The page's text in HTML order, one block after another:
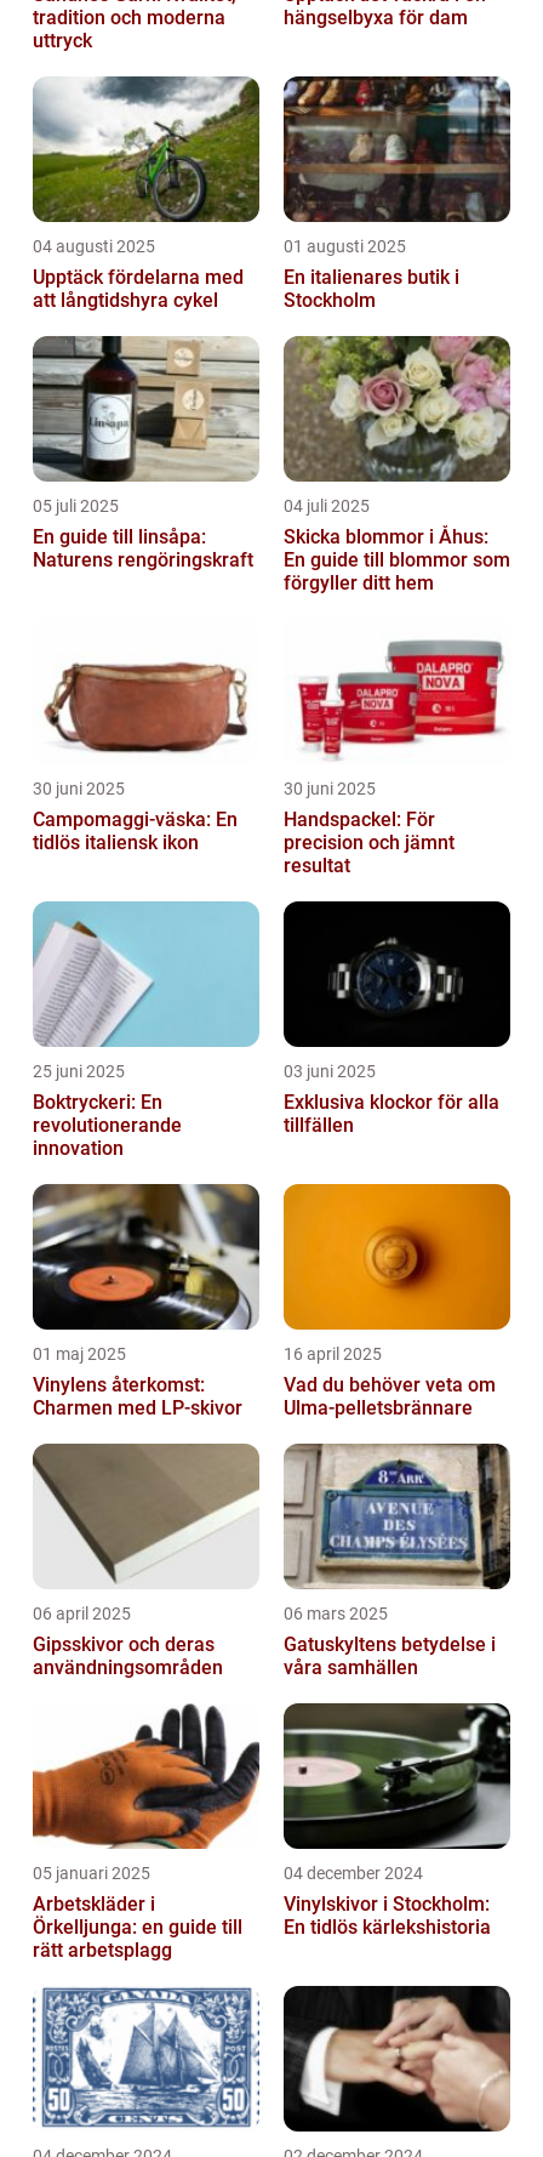
tradition och moderna
uttryck
hängselbyxa för dam
04 augusti 2025
Upptäck fördelarna med
att långtidshyra cykel
01 augusti 2025
En italienares butik i
Stockholm
05 juli 2025
En guide till linsåpa:
Naturens rengöringskraft
04 juli 2025
Skicka blommor i Åhus:
En guide till blommor som
förgyller ditt hem
30 juni 2025
Campomaggi-väska: En
tidlös italiensk ikon
30 juni 2025
Handspackel: För
precision och jämnt
resultat
25 juni 2025
Boktryckeri: En
revolutionerande
innovation
03 juni 2025
Exklusiva klockor för alla
tillfällen
01 maj 2025
Vinylens återkomst:
Charmen med LP-skivor
16 april 2025
Vad du behöver veta om
Ulma-pelletsbrännare
06 april 2025
Gipsskivor och deras
användningsområden
06 mars 2025
Gatuskyltens betydelse i
våra samhällen
05 januari 2025
Arbetskläder i
Örkelljunga: en guide till
rätt arbetsplagg
04 december 2024
Vinylskivor i Stockholm:
En tidlös kärlekshistoria